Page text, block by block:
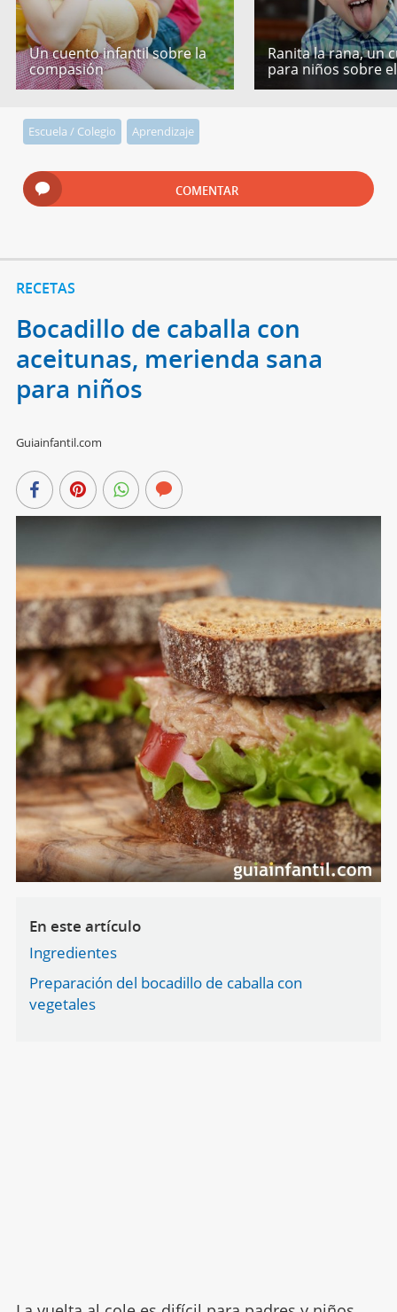
Un cuento infantil sobre la
compasión
Ranita la rana, un
para niños sobre
Escuela / Colegio Aprendizaje
COMENTAR
RECETAS
Bocadillo de caballa con
aceitunas, merienda sana
para niños
Guiainfantil.com
En este artículo
Ingredientes
Preparación del bocadillo de caballa con
vegetales